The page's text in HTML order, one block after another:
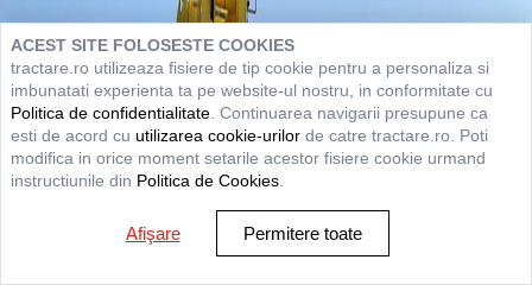
ACEST SITE FOLOSESTE COOKIES
tractare.ro utilizeaza fisiere de tip cookie pentru a personaliza si
imbunatati experienta ta pe website-ul nostru, in conformitate cu
Politica de confidentialitate . Continuarea navigarii presupune ca
esti de acord cu utilizarea cookie-urilor de catre tractare.ro. Poti
modifica in orice moment setarile acestor fisiere cookie urmand
instructiunile din Politica de Cookies
Afişare Permitere toate